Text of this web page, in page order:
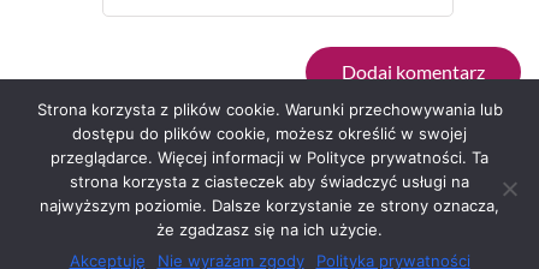
Serwis zaprojektował Grzegorz Sztank .
Strona korzysta z plików cookie. Warunki przechowywania lub
dostępu do plików cookie, możesz określić w swojej
przeglądarce. Więcej informacji w Polityce prywatności. Ta
strona korzysta z ciasteczek aby świadczyć usługi na
najwyższym poziomie. Dalsze korzystanie ze strony oznacza,
że zgadzasz się na ich użycie.
Akceptuję
Nie wyrażam zgody Polityka prywatności